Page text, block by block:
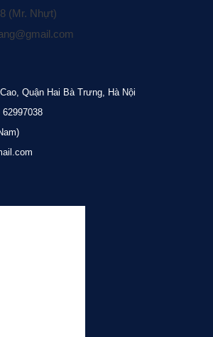
(Mr. Nhựt)
Quận Hai Bà Trưng, Hà Nội